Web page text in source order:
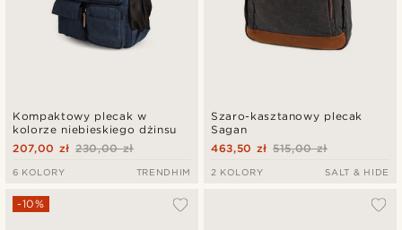
Kompaktowy plecak w
kolorze niebieskiego dżinsu
230,00 zł
207,00 zł
6 KOLORY TRENDHIM
Szaro-kasztanowy plecak
Sagan
515,00 zł
463,50 zł
2 KOLORY SALT & HIDE
-10%